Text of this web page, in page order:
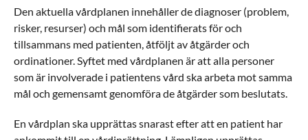
Den aktuella vårdplanen innehåller de diagnoser (problem,
risker, resurser) och mål som identifierats för och
tillsammans med patienten, åtföljt av åtgärder och
ordinationer. Syftet med vårdplanen är att alla personer
som är involverade i patientens vård ska arbeta mot samma
mål och gemensamt genomföra de åtgärder som beslutats.
En vårdplan ska upprättas snarast efter att en patient har